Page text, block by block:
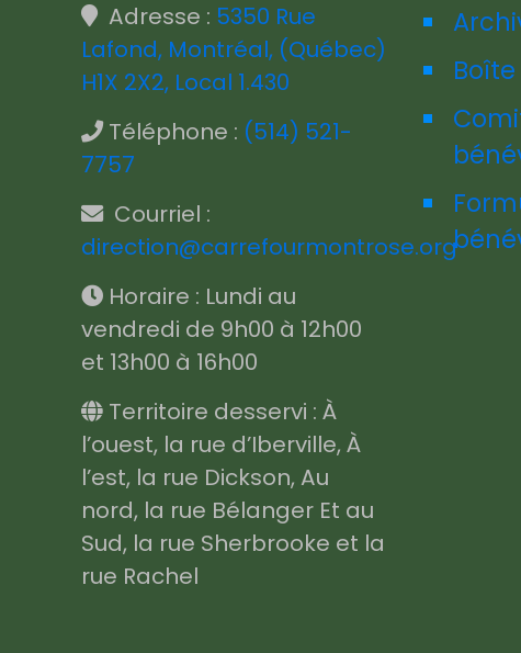
Adresse : 5350 Rue
Lafond, Montréal, (Québec)
H1X 2X2, Local 1.430
Téléphone : (514) 521-
7757
Courriel :
direction@carrefourmontrose.org
Horaire : Lundi au
vendredi de 9h00 à 12h00
et 13h00 à 16h00
Territoire desservi : À
l’ouest, la rue d’Iberville, À
l’est, la rue Dickson, Au
nord, la rue Bélanger Et au
Sud, la rue Sherbrooke et la
rue Rachel